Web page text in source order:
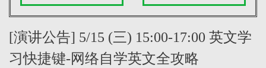
[演讲公告] 5/15 (三) 15:00-17:00 英文学
习快捷键-网络自学英文全攻略